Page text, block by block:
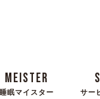
MEISTER
睡眠マイスター サー